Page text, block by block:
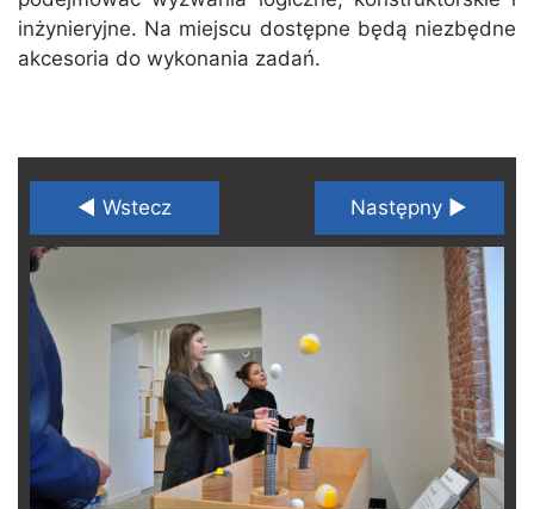
inżynieryjne. Na miejscu dostępne będą niezbędne
akcesoria do wykonania zadań.
◄ Wstecz Następny ►